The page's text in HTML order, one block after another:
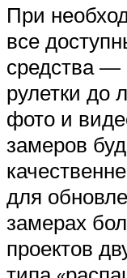
При
все
средства —
рулетки до
фото и
замеров
для
замерах
проектов